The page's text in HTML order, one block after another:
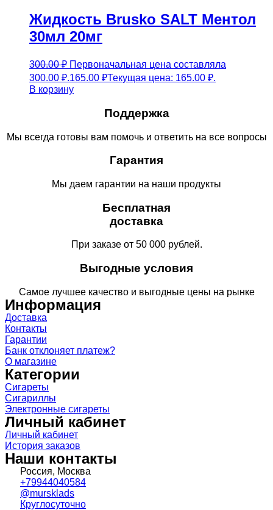
Жидкость Brusko SALT Ментол
30мл 20мг
300.00₽ Первоначальная цена составляла
300.00 ₽.165.00 ₽Текущая цена: 165.00 ₽.
В корзину
Поддержка
Мы всегда готовы вам помочь и ответить на все вопросы
Гарантия
Мы даем гарантии на наши продукты
Бесплатная
доставка
При заказе от 50 000 рублей.
Выгодные условия
Самое лучшее качество и выгодные цены на рынке
Информация
Доставка
Контакты
Гарантии
Банк отклоняет платеж?
О магазине
Категории
Сигареты
Сигариллы
Электронные сигареты
Личный кабинет
Личный кабинет
История заказов
Наши контакты
Россия, Москва
+79944040584
@mursklads
Круглосуточно